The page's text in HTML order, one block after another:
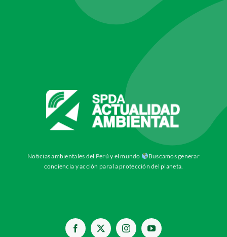
Noticias ambientales del Perú y el mundo
Buscamos generar
conciencia y acción para la protección del planeta.